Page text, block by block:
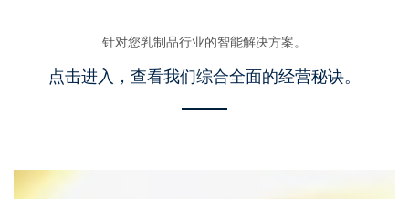
针对您乳制品行业的智能解决方案。
点击进入，查看我们综合全面的经营秘诀。